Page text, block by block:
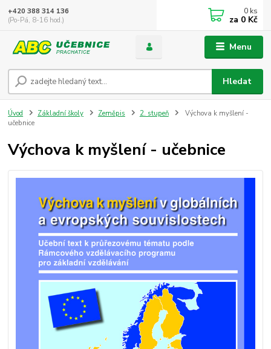
Menu
Hledat
+420 388 314 136
(Po-Pá, 8-16 hod.)
0 ks
za 0 Kč
Úvod Základní školy Zeměpis 2. stupeň
Výchova k myšlení -
učebnice
Výchova k myšlení - učebnice